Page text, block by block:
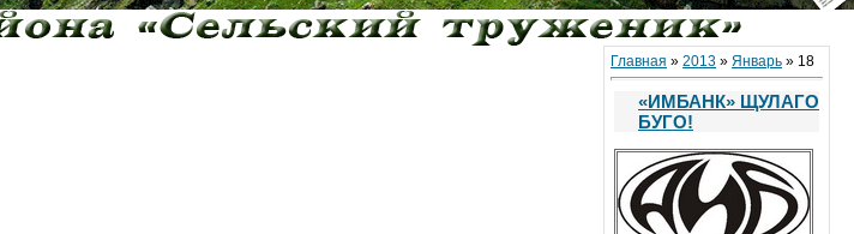
Главная » 2013 » Январь » 18
«ИМБАНК» ЩУЛАГО
БУГО!